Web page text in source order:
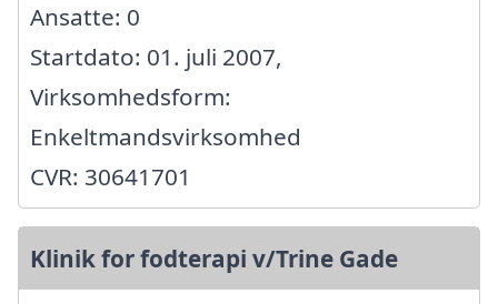
Ansatte: 0
Startdato: 01. juli 2007,
Virksomhedsform:
Enkeltmandsvirksomhed
CVR: 30641701
Klinik for fodterapi v/Trine Gade